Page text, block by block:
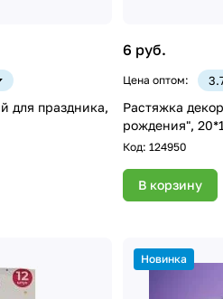
для праздника,
6 руб.
Цена оптом:
Растяжка
рождения",
Код:124950
В корзину
Новинка